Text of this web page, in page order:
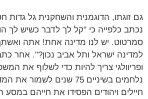
הדוגמנית והשחקנית גל גדות
יש לנו מדינה אחת! אתה ואשתך
ישראל ותל אביב נכון?". אחר כתב:
צריך להיות כדי לשלוף את המשפט
נלחמים בשיניים 75 שנים לשמור את
ויהודים הפסידו את חייהם במסע